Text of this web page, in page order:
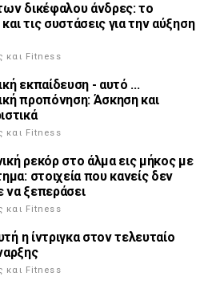
δικέφαλου άνδρες: το
τις συστάσεις για την αύξηση
και Fitness
εκπαίδευση - αυτό ...
προπόνηση: Άσκηση και
και Fitness
ρεκόρ στο άλμα εις μήκος με
στοιχεία που κανείς δεν
να ξεπεράσει
και Fitness
η ίντριγκα στον τελευταίο
και Fitness